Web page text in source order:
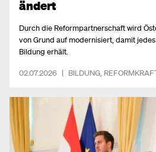
ändert
Durch die Reformpartnerschaft wird
von Grund auf modernisiert, damit
Bildung erhält.
02.07.2026 | BILDUNG